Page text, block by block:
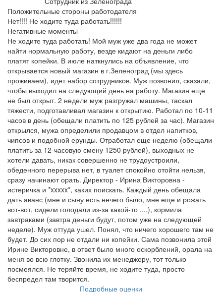
Положительные стороны работодателя
Нет!!!! Не ходите туда работать!!!!!!
Негативные моменты
Не ходите туда работать! Мой муж уже два года не может
найти нормальную работу, везде кидают на деньги либо
платят копейки. В июле наткнулись на объявление, что
открывается новый магазин в г.Зеленоград (мы здесь
проживаем), идет набор сотрудников. Муж позвонил, сказали,
чтобы выходил на следующий день на работу. Магазин еще
не был открыт. 2 недели муж разгружал машины, таскал
тяжести, подготавливал магазин к открытию. Работал по 10-11
часов в день (обещали платить по 125 рублей за час). Магазин
открылся, мужа определили продавцом в отдел напитков,
чипсов и подобной ерунды. Отработал еще неделю (обещали
платить за 12-часовую смену 1250 рублей), выходных не
хотели давать, никак совершенно не трудоустроили,
обеденного перерыва нет, в туалет спокойно отойти нельзя,
сразу начинают орать. Директор - Ирина Викторовна -
истеричка и *xxxxx*, каких поискать. Каждый день обещала
дать аванс (мне и сыну есть нечего было, мне еще и рожать
вот-вот, сидели голодали из-за какой-то ....), кормила
завтраками (завтра деньги будут, потом уже на следующей
неделе). Муж оттуда ушел. Понял, что ничего хорошего там не
будет. До сих пор не отдали ни копейки. Сама позвонила этой
Ирине Викторовне, в ответ было много оскорблений, орала на
меня во всю глотку. Звонила их менеджеру, тот только
посмеялся. Не теряйте время, не ходите туда, просто
беспредел там творится.
Подробные оценки